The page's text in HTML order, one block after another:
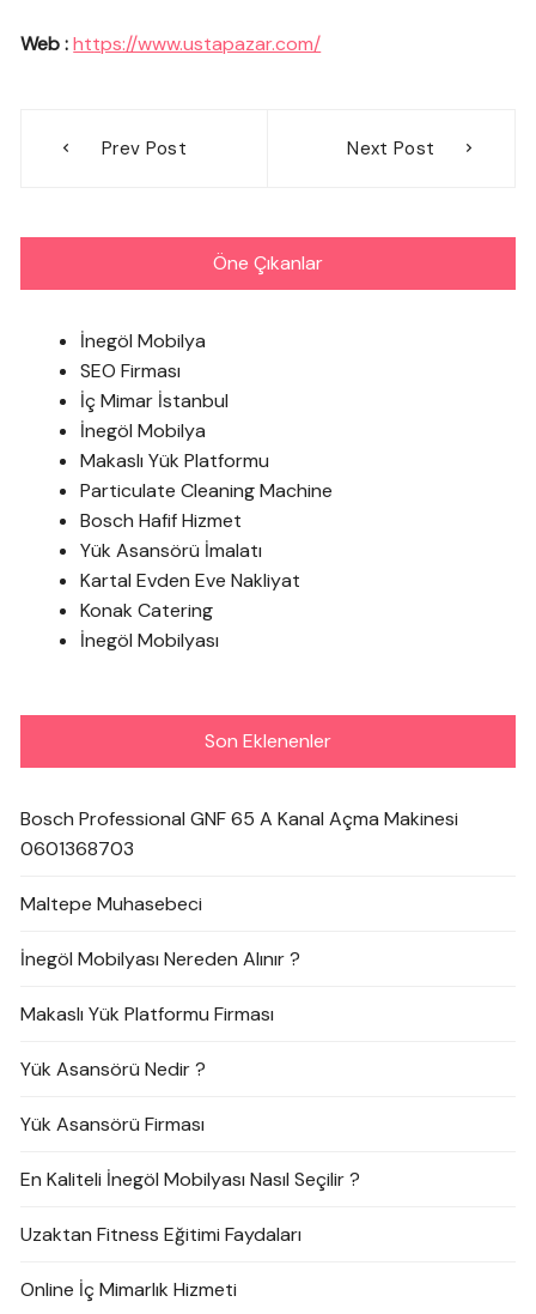
Web : https://www.ustapazar.com/
gezinmesi
Prev Post Next Post
Öne Çıkanlar
İnegöl Mobilya
SEO Firması
İç Mimar İstanbul
İnegöl Mobilya
Makaslı Yük Platformu
Particulate Cleaning Machine
Bosch Hafif Hizmet
Yük Asansörü İmalatı
Kartal Evden Eve Nakliyat
Konak Catering
İnegöl Mobilyası
Son Eklenenler
Bosch Professional GNF 65 A Kanal Açma Makinesi
0601368703
Maltepe Muhasebeci
İnegöl Mobilyası Nereden Alınır ?
Makaslı Yük Platformu Firması
Yük Asansörü Nedir ?
Yük Asansörü Firması
En Kaliteli İnegöl Mobilyası Nasıl Seçilir ?
Uzaktan Fitness Eğitimi Faydaları
Online İç Mimarlık Hizmeti